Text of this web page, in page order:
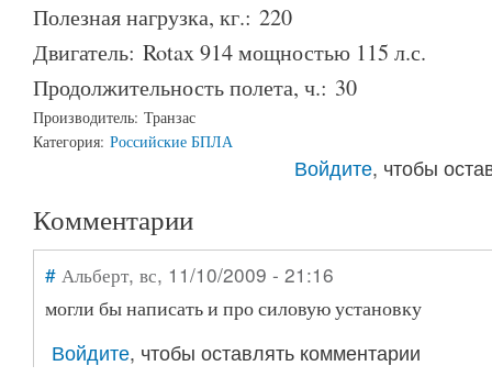
Полезная нагрузка, кг.: 220
Двигатель: Rotax 914 мощностью 115 л.с.
Продолжительность полета, ч.: 30
Производитель: Транзас
Категория: Российские БПЛА
Войдите, чтобы
Комментарии
# Альберт, вс, 11/10/2009 - 21:16
могли бы написать и про силовую установку
Войдите, чтобы оставлять комментарии